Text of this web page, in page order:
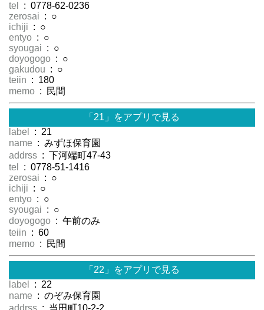
tel
: 0778-62-0236
zerosai : ○
ichiji : ○
entyo : ○
syougai : ○
doyogogo : ○
gakudou : ○
teiin : 180
memo : 民間
「21」をアプリで見る
label
: 21
name : みずほ保育園
addrss : 下河端町47-43
tel
: 0778-51-1416
zerosai : ○
ichiji : ○
entyo : ○
syougai : ○
doyogogo : 午前のみ
teiin : 60
memo : 民間
「22」をアプリで見る
label
: 22
name : のぞみ保育園